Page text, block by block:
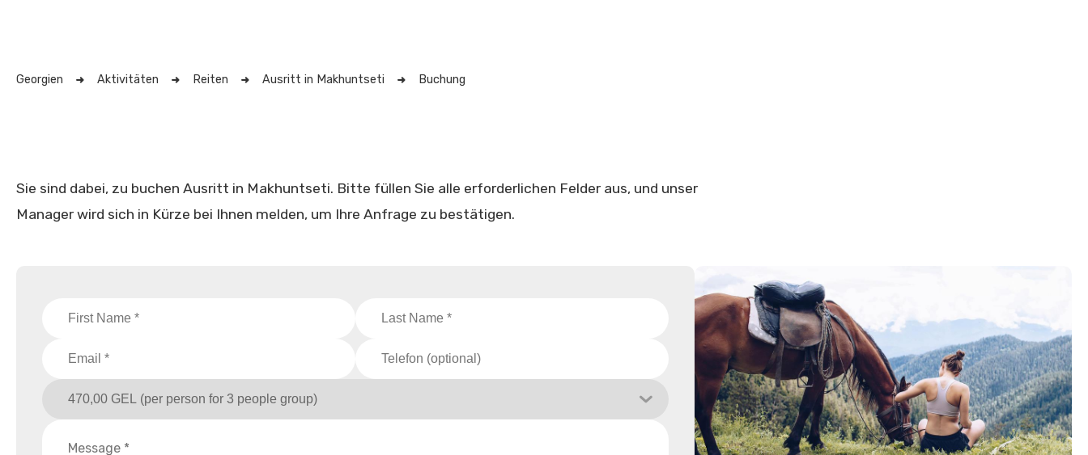
Georgien Aktivitäten Reiten Ausritt in Makhuntseti Buchung
Sie sind dabei, zu buchen Ausritt in Makhuntseti. Bitte füllen Sie alle erforderlichen Felder aus, und unser
Manager wird sich in Kürze bei Ihnen melden, um Ihre Anfrage zu bestätigen.